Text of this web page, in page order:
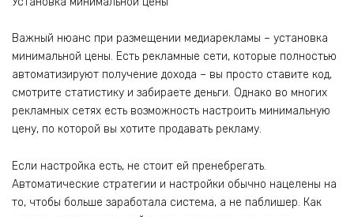
Важный нюанс при размещении медиарекламы – установка
минимальной цены. Есть рекламные сети, которые полностью
автоматизируют получение дохода – вы просто ставите код,
смотрите статистику и забираете деньги. Однако во многих
рекламных сетях есть возможность настроить минимальную
цену, по которой вы хотите продавать рекламу.
Если настройка есть, не стоит ей пренебрегать.
Автоматические стратегии и настройки обычно нацелены на
то, чтобы больше заработала система, а не паблишер. Как